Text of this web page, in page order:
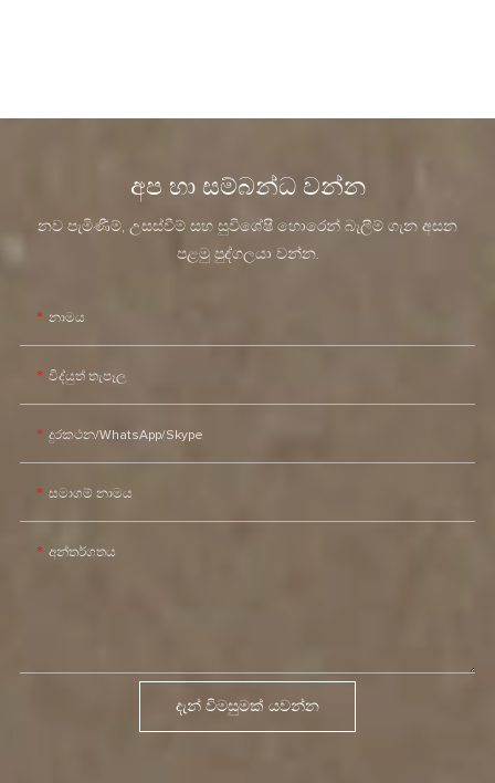
අප හා සම්බන්ධ වන්න
නව පැමිණීම්, උසස්වීම් සහ සුවිශේෂී හොරෙන් බැලීම් ගැන අසන
පළමු පුද්ගලයා වන්න.
නාමය
විද්යුත් තැපෑල
දුරකථන/WhatsApp/Skype
සමාගම් නාමය
අන්තර්ගතය
දැන් විමසුමක් යවන්න